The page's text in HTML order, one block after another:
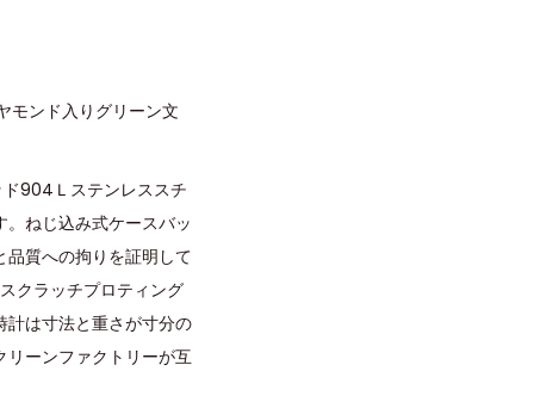
モンド入りグリーン文
904Ｌステンレススチ
ねじ込み式ケースバッ
質への拘りを証明して
クラッチプロティング
計は寸法と重さが寸分の
リーンファクトリーが互